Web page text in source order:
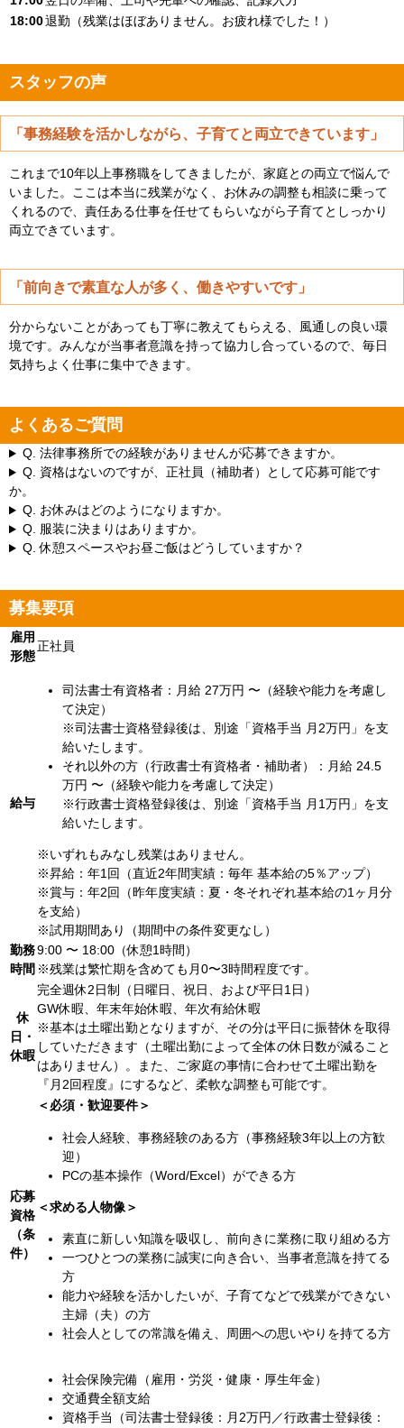
18:00退勤（残業はほぼありません。お疲れ様でした！）
スタッフの声
「事務経験を活かしながら、子育てと両立できています」
これまで10年以上事務職をしてきましたが、家庭との両立で悩んで
いました。ここは本当に残業がなく、お休みの調整も相談に乗って
くれるので、責任ある仕事を任せてもらいながら子育てとしっかり
両立できています。
「前向きで素直な人が多く、働きやすいです」
分からないことがあっても丁寧に教えてもらえる、風通しの良い環
境です。みんなが当事者意識を持って協力し合っているので、毎日
気持ちよく仕事に集中できます。
よくあるご質問
Q. 法律事務所での経験がありませんが応募できますか。
Q. 資格はないのですが、正社員（補助者）として応募可能です
か。
Q. お休みはどのようになりますか。
Q. 服装に決まりはありますか。
Q. 休憩スペースやお昼ご飯はどうしていますか？
募集要項
雇用
形態
正社員
給与
司法書士有資格者：月給 27万円 〜（経験や能力を考慮し
て決定）
※司法書士資格登録後は、別途「資格手当 月2万円」を支
給いたします。
それ以外の方（行政書士有資格者・補助者）：月給 24.5
万円 〜（経験や能力を考慮して決定）
※行政書士資格登録後は、別途「資格手当 月1万円」を支
給いたします。
※いずれもみなし残業はありません。
※昇給：年1回（直近2年間実績：毎年 基本給の5％アップ）
※賞与：年2回（昨年度実績：夏・冬それぞれ基本給の1ヶ月分
を支給）
※試用期間あり（期間中の条件変更なし）
勤務
時間
9:00 〜 18:00（休憩1時間）
※残業は繁忙期を含めても月0〜3時間程度です。
休
日・
休暇
完全週休2日制（日曜日、祝日、および平日1日）
GW休暇、年末年始休暇、年次有給休暇
※基本は土曜出勤となりますが、その分は平日に振替休を取得
していただきます（土曜出勤によって全体の休日数が減ること
はありません）。また、ご家庭の事情に合わせて土曜出勤を
『月2回程度』にするなど、柔軟な調整も可能です。
応募
資格
（条
件）
＜必須・歓迎要件＞
社会人経験、事務経験のある方（事務経験3年以上の方歓
迎）
PCの基本操作（Word/Excel）ができる方
＜求める人物像＞
素直に新しい知識を吸収し、前向きに業務に取り組める方
一つひとつの業務に誠実に向き合い、当事者意識を持てる
方
能力や経験を活かしたいが、子育てなどで残業ができない
主婦（夫）の方
社会人としての常識を備え、周囲への思いやりを持てる方
社会保険完備（雇用・労災・健康・厚生年金）
交通費全額支給
資格手当（司法書士登録後：月2万円／行政書士登録後：